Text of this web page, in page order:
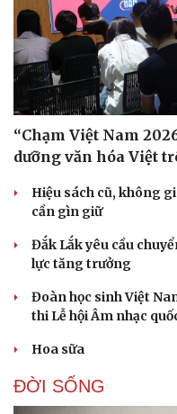
“Chạm Việt Nam
dưỡng văn hóa Việt
Hiệu sách cũ, không
cần gìn giữ
Đắk Lắk yêu cầu
lực tăng trưởng
Đoàn học sinh Việt
thi Lễ hội Âm nhạc
Hoa sữa
ĐỜI SỐNG